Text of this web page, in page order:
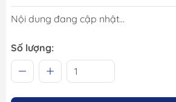
Nội dung đang cập nhật...
Số lượng: